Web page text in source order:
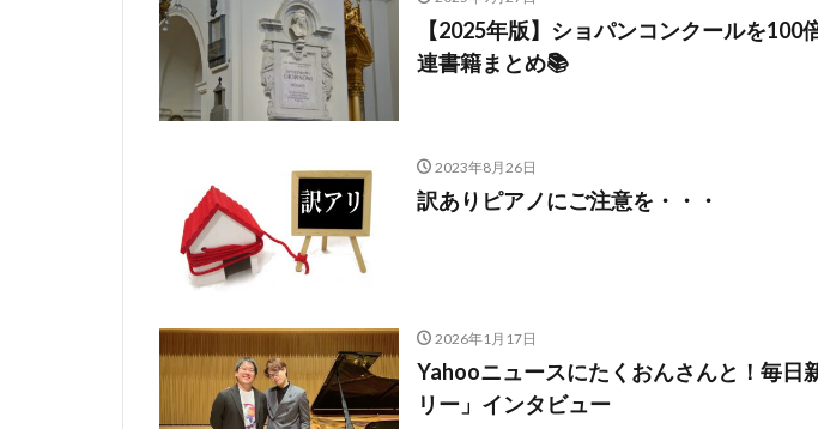
【2025年版】ショパンコンクールを100
連書籍まとめ📚
2023年8月26日
訳ありピアノにご注意を・・・
2026年1月17日
Yahooニュースにたくおんさんと！毎日
リー」インタビュー